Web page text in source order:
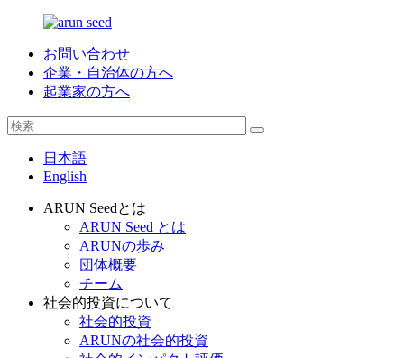
お問い合わせ
企業・自治体の方へ
起業家の方へ
日本語
English
ARUN Seedとは
ARUN Seed とは
ARUNの歩み
団体概要
チーム
社会的投資について
社会的投資
ARUNの社会的投資